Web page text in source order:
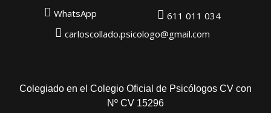
WhatsApp
611 011 034
carloscollado.psicologo@gmail.com
Colegiado en el Colegio Oficial de Psicólogos CV con
Nº CV 15296